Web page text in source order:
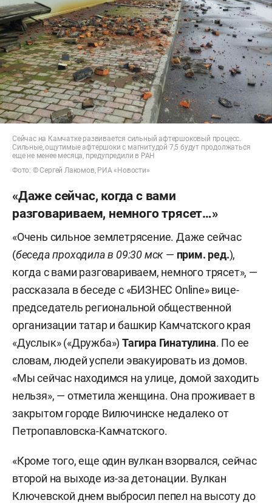
Сейчас на Камчатке развивается сильный афтершоковый процесс.
Сильные, ощутимые афтершоки с магнитудой 7,5 будут продолжаться
еще не менее месяца, предупредили в РАН
Фото: © Сергей Лакомов, РИА «Новости»
«Даже сейчас, когда с вами
разговариваем, немного трясет…»
«Очень сильное землетрясение. Даже сейчас
(беседа проходила в 09:30 мск — прим. ред.),
когда с вами разговариваем, немного трясет», —
рассказала в беседе с «БИЗНЕС Online» вице-
председатель региональной общественной
организации татар и башкир Камчатского края
«Дуслык» («Дружба»)Тагира Гинатулина. По ее
словам, людей успели эвакуировать из домов.
«Мы сейчас находимся на улице, домой заходить
нельзя», — отметила женщина. Она проживает в
закрытом городе Вилючинске недалеко от
Петропавловска-Камчатского.
«Кроме того, еще один вулкан взорвался, сейчас
второй на выходе из-за детонации. Вулкан
Ключевской днем выбросил пепел на высоту до